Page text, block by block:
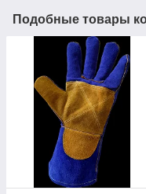
Подобные товары